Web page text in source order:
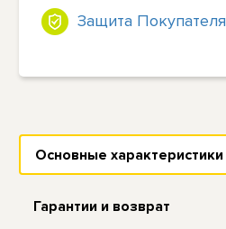
Защита Покупателя
Основные характеристики
Гарантии и возврат